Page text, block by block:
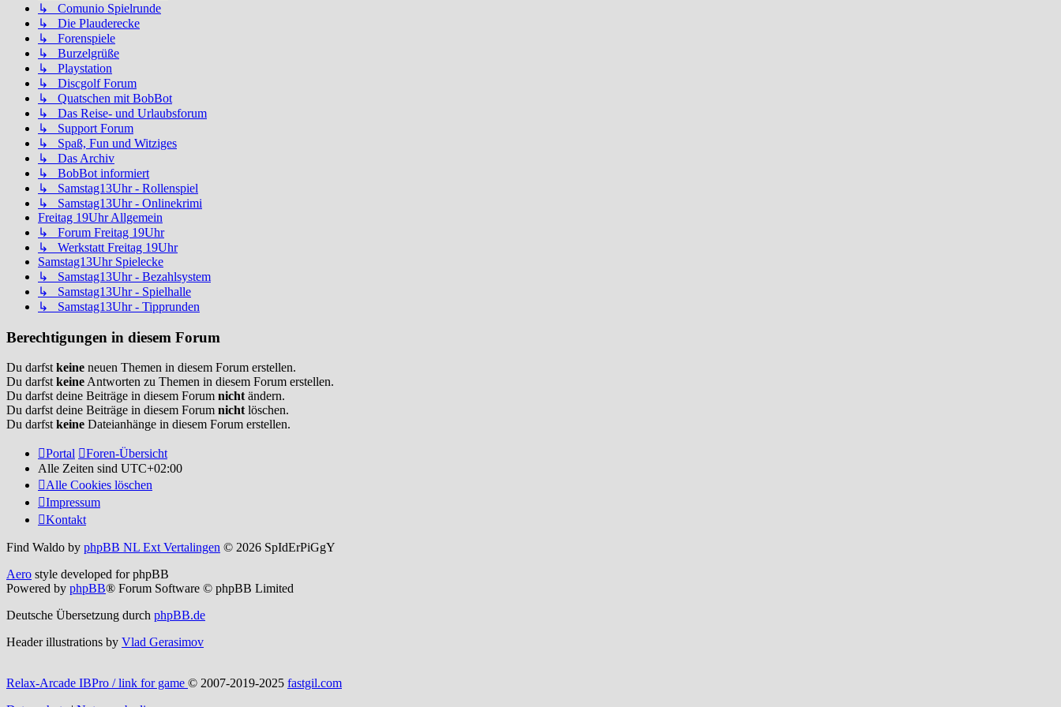
↳ Comunio Spielrunde
↳ Die Plauderecke
↳ Forenspiele
↳ Burzelgrüße
↳ Playstation
↳ Discgolf Forum
↳ Quatschen mit BobBot
↳ Das Reise- und Urlaubsforum
↳ Support Forum
↳ Spaß, Fun und Witziges
↳ Das Archiv
↳ BobBot informiert
↳ Samstag13Uhr - Rollenspiel
↳ Samstag13Uhr - Onlinekrimi
Freitag 19Uhr Allgemein
↳ Forum Freitag 19Uhr
↳ Werkstatt Freitag 19Uhr
Samstag13Uhr Spielecke
↳ Samstag13Uhr - Bezahlsystem
↳ Samstag13Uhr - Spielhalle
↳ Samstag13Uhr - Tipprunden
Berechtigungen in diesem Forum
Du darfst keine neuen Themen in diesem Forum erstellen.
Du darfst keine Antworten zu Themen in diesem Forum erstellen.
Du darfst deine Beiträge in diesem Forum nicht ändern.
Du darfst deine Beiträge in diesem Forum nicht löschen.
Du darfst keine Dateianhänge in diesem Forum erstellen.
Portal
Foren-Übersicht
Alle Zeiten sind UTC+02:00
Alle Cookies löschen
Impressum
Kontakt
Find Waldo by phpBB NL Ext Vertalingen © 2026 SpIdErPiGgY
Aero style developed for phpBB
Powered by phpBB® Forum Software © phpBB Limited
Deutsche Übersetzung durch phpBB.de
Header illustrations by Vlad Gerasimov
Relax-Arcade IBPro / link for game © 2007-2019-2025 fastgil.com